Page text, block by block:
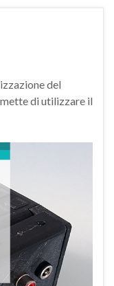
del
di utilizzare il